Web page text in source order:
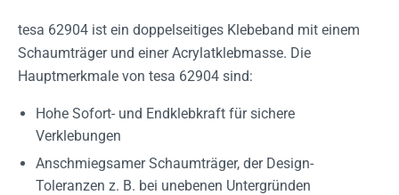
tesa 62904 ist ein doppelseitiges Klebeband mit einem
Schaumträger und einer Acrylatklebmasse. Die
Hauptmerkmale von tesa 62904 sind:
Hohe Sofort- und Endklebkraft für sichere
Verklebungen
Anschmiegsamer Schaumträger, der Design-
Toleranzen z. B. bei unebenen Untergründen